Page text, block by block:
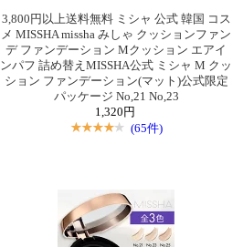
3,800円以上送料無料 ミシャ 公式 韓国 コス
メ MISSHA missha みしゃ クッションファン
デ ファンデーション Mクッション エアイ
ンパフ 詰め替えMISSHA公式 ミシャ M クッ
ション ファンデーション(マット)公式限定
パッケージ No,21 No,23
1,320円
(65件)